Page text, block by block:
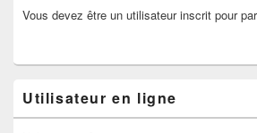
Vous devez être un utilisateur inscrit pour
Utilisateur en ligne